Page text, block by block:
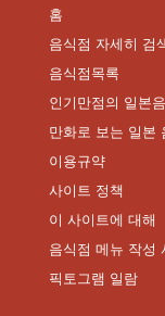
홈
음식점 자세히 검
음식점목록
인기만점의 일본
만화로 보는 일본
이용규약
사이트 정책
이 사이트에 대해
음식점 메뉴 작성
픽토그램 일람